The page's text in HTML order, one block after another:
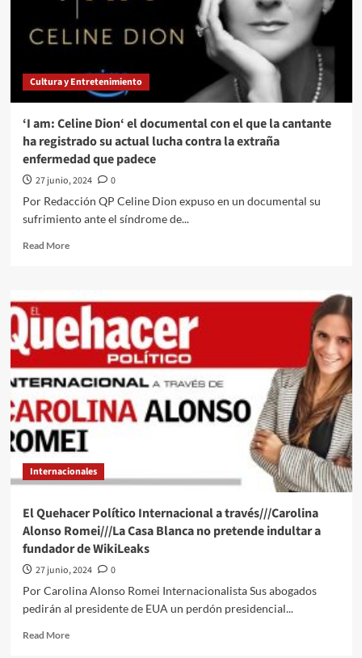
Cultura y Entretenimiento
‘I am: Celine Dion‘ el documental con el que la cantante
ha registrado su actual lucha contra la extraña
enfermedad que padece
27 junio, 2024
0
Por Redacción QP Celine Dion expuso en un documental su
sufrimiento ante el síndrome de...
Read MoreRead
am:
Celine
Dion‘
el
documental
con
el
que
la
cantante
registrado
su
lucha
contra
la
extraña
que
padece
Internacionales
El Quehacer Político Internacional a través///Carolina
Alonso Romei///La Casa Blanca no pretende indultar a
fundador de WikiLeaks
27 junio, 2024
0
Por Carolina Alonso Romei Internacionalista Sus abogados
pedirán al presidente de EUA un perdón presidencial...
Read MoreRead